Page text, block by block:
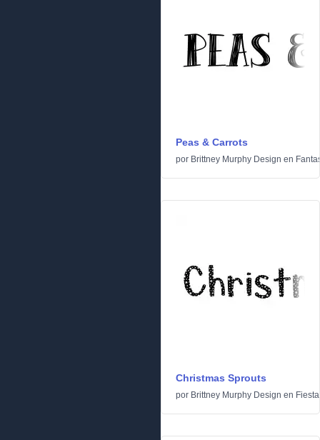
Peas & Carrots
por Brittney Murphy Design en
Christmas Sprouts
por Brittney Murphy Design en